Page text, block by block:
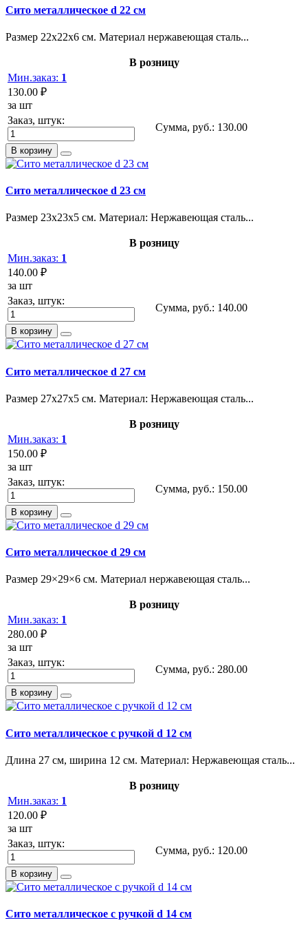
Сито металлическое d 22 см
Размер 22х22х6 см. Материал нержавеющая сталь...
В розницу
Мин.заказ: 1
130.00 ₽
за шт
Заказ, штук:
Сумма, руб.: 130.00
В корзину
Сито металлическое d 23 см
Размер 23х23х5 см. Материал: Нержавеющая сталь...
В розницу
Мин.заказ: 1
140.00 ₽
за шт
Заказ, штук:
Сумма, руб.: 140.00
В корзину
Сито металлическое d 27 см
Размер 27х27х5 см. Материал: Нержавеющая сталь...
В розницу
Мин.заказ: 1
150.00 ₽
за шт
Заказ, штук:
Сумма, руб.: 150.00
В корзину
Сито металлическое d 29 см
Размер 29×29×6 см. Материал нержавеющая сталь...
В розницу
Мин.заказ: 1
280.00 ₽
за шт
Заказ, штук:
Сумма, руб.: 280.00
В корзину
Сито металлическое с ручкой d 12 см
Длина 27 см, ширина 12 см. Материал: Нержавеющая сталь...
В розницу
Мин.заказ: 1
120.00 ₽
за шт
Заказ, штук:
Сумма, руб.: 120.00
В корзину
Сито металлическое с ручкой d 14 см